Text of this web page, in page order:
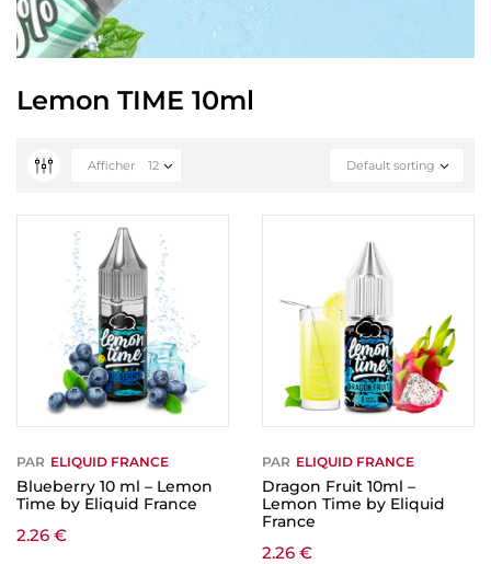
Lemon TIME 10ml
Default sorting
Afficher 12
PAR ELIQUID FRANCE
Blueberry 10 ml – Lemon
Time by Eliquid France
2.26 €
PAR ELIQUID FRANCE
Dragon Fruit 10ml –
Lemon Time by Eliquid
France
2.26 €